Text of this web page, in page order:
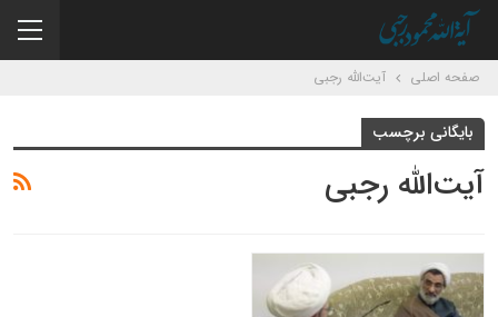
صفحه اصلی آیت‌الله رجبی
بایگانی برچسب
آیت‌الله رجبی